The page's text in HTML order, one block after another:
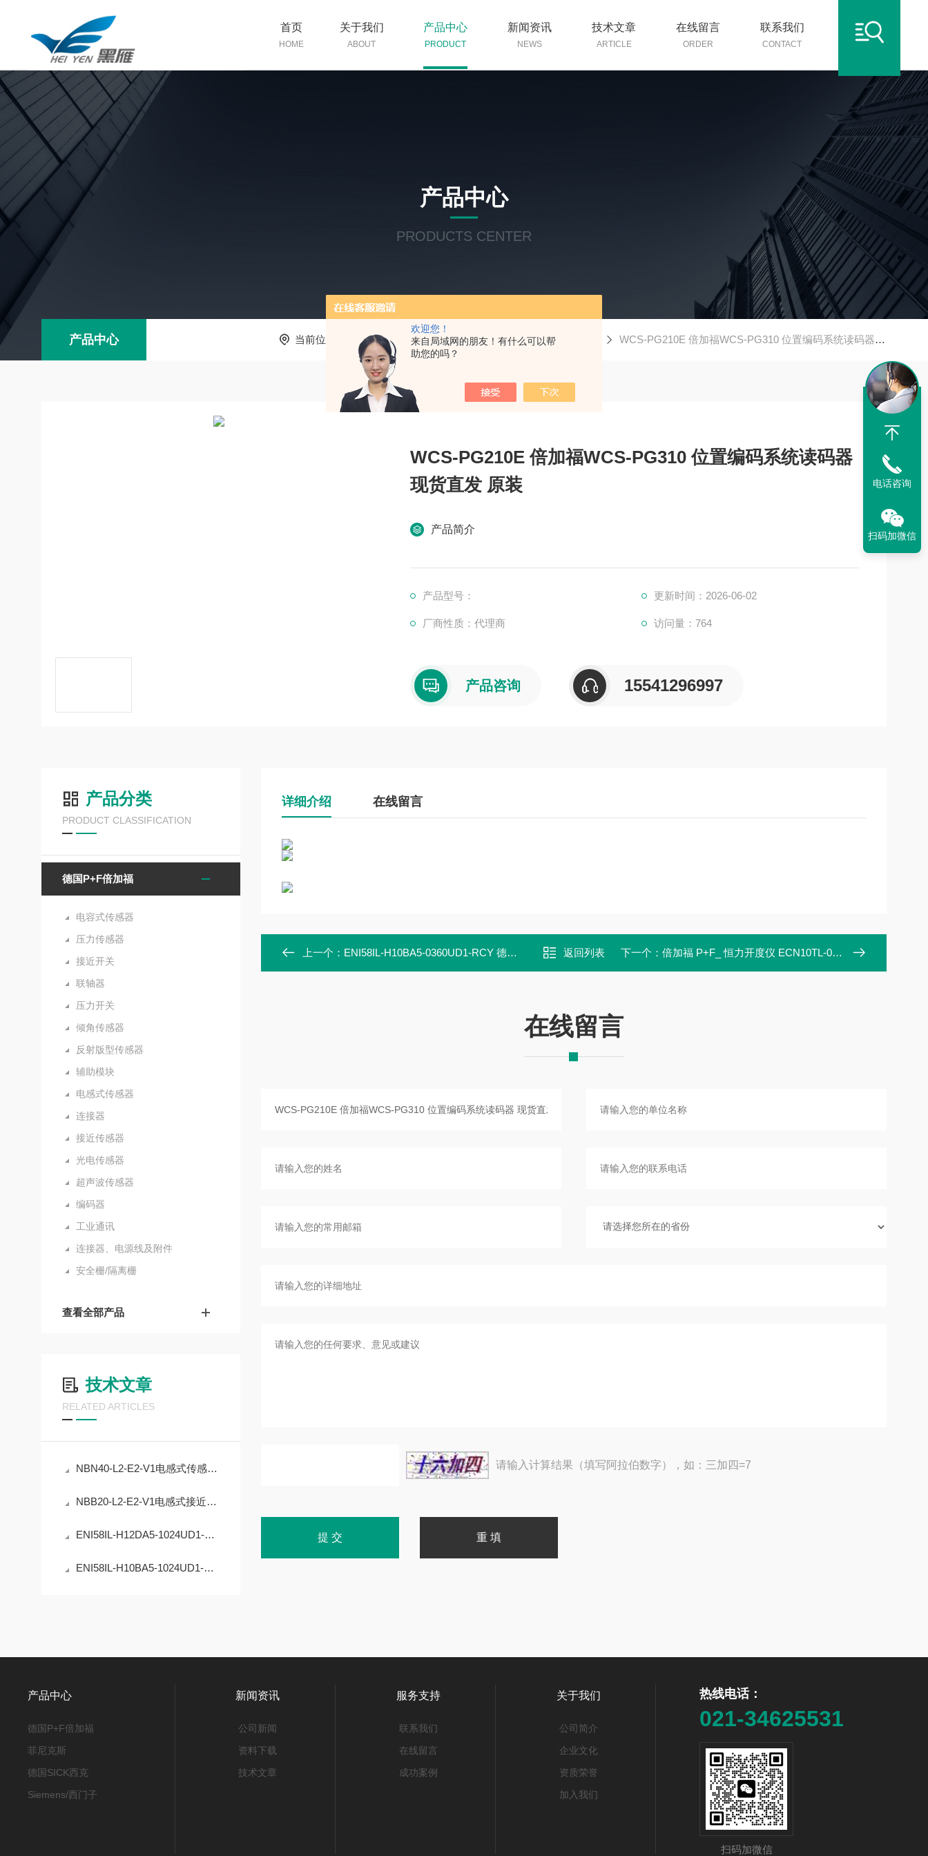
欢迎您！
来自局域网的朋友！有什么可以帮
助您的吗？
首页
HOME
关于我们
ABOUT
产品中心
PRODUCT
新闻资讯
NEWS
技术文章
ARTICLE
在线留言
ORDER
联系我们
CONTACT
产品中心
PRODUCTS CENTER
产品中心 当前位置： 首页 产品中心 德国P+F倍加福 超声波传感器 WCS-PG210E 倍加福WCS-PG310 位置编码系统读码器 现货直发 原装
WCS-PG210E 倍加福WCS-PG310 位置编码系统读码器
现货直发 原装
产品简介
产品型号： 更新时间：2026-06-02
厂商性质：代理商 访问量：764
产品咨询 15541296997
产品分类
PRODUCT CLASSIFICATION
德国P+F倍加福
电容式传感器
压力传感器
接近开关
联轴器
压力开关
倾角传感器
反射版型传感器
辅助模块
电感式传感器
连接器
接近传感器
光电传感器
超声波传感器
编码器
工业通讯
连接器、电源线及附件
安全栅/隔离栅
查看全部产品
技术文章
RELATED ARTICLES
NBN40-L2-E2-V1电感式传感器的精度稳定性提升
NBB20-L2-E2-V1电感式接近开关的工业自动化应用
ENI58IL-H12DA5-1024UD1-RC1编码器在工业定位中的应用
ENI58IL-H10BA5-1024UD1-RC1编码器的原理与应用
详细介绍 在线留言
上一个： ENI58IL-H10BA5-0360UD1-RCY 德国倍加福 编码器 返回列表 下一个： 倍加福 P+F_ 恒力开度仪 ECN10TL-05BNP-X3:nn 拉线式编码器
在线留言
请输入计算结果（填写阿拉伯数字），如：三加四=7
热线电话：
021-34625531
扫码加微信
产品中心
德国P+F倍加福
菲尼克斯
德国SICK西克
Siemens/西门子
新闻资讯
公司新闻
资料下载
技术文章
服务支持
联系我们
在线留言
成功案例
关于我们
公司简介
企业文化
资质荣誉
加入我们
电话咨询
扫码加微信